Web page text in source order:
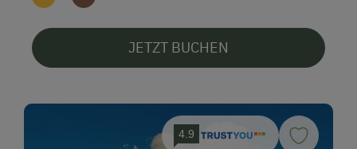
JETZT BUCHEN
4.9